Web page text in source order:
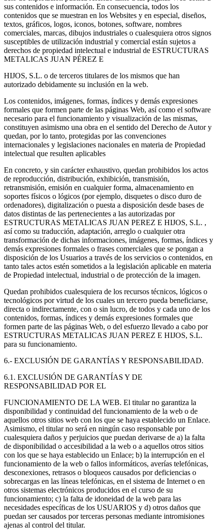
sus contenidos e información. En consecuencia, todos los
contenidos que se muestran en los Websites y en especial, diseños,
textos, gráficos, logos, iconos, botones, software, nombres
comerciales, marcas, dibujos industriales o cualesquiera otros signos
susceptibles de utilización industrial y comercial están sujetos a
derechos de propiedad intelectual e industrial de ESTRUCTURAS
METALICAS JUAN PÉREZ E
HIJOS, S.L. o de terceros titulares de los mismos que han
autorizado debidamente su inclusión en la web.
Los contenidos, imágenes, formas, índices y demás expresiones
formales que formen parte de las páginas Web, así como el software
necesario para el funcionamiento y visualización de las mismas,
constituyen asimismo una obra en el sentido del Derecho de Autor y
quedan, por lo tanto, protegidas por las convenciones
internacionales y legislaciones nacionales en materia de Propiedad
intelectual que resulten aplicables
En concreto, y sin carácter exhaustivo, quedan prohibidos los actos
de reproducción, distribución, exhibición, transmisión,
retransmisión, emisión en cualquier forma, almacenamiento en
soportes físicos o lógicos (por ejemplo, disquetes o disco duro de
ordenadores), digitalización o puesta a disposición desde bases de
datos distintas de las pertenecientes a las autorizadas por
ESTRUCTURAS METALICAS JUAN PEREZ E HIJOS, S.L. ,
así como su traducción, adaptación, arreglo o cualquier otra
transformación de dichas informaciones, imágenes, formas, índices y
demás expresiones formales o frases comerciales que se pongan a
disposición de los Usuarios a través de los servicios o contenidos, en
tanto tales actos estén sometidos a la legislación aplicable en materia
de Propiedad intelectual, industrial o de protección de la imagen.
Quedan prohibidos cualesquiera de los recursos técnicos, lógicos o
tecnológicos por virtud de los cuales un tercero pueda beneficiarse,
directa o indirectamente, con o sin lucro, de todos y cada uno de los
contenidos, formas, índices y demás expresiones formales que
formen parte de las páginas Web, o del esfuerzo llevado a cabo por
ESTRUCTURAS METALICAS JUAN PEREZ E HIJOS, S.L.
para su funcionamiento.
6.- EXCLUSIÓN DE GARANTÍAS Y RESPONSABILIDAD.
6.1. EXCLUSIÓN DE GARANTÍAS Y DE
RESPONSABILIDAD POR EL
FUNCIONAMIENTO DE LA WEB. El titular no garantiza la
disponibilidad y continuidad del funcionamiento de la web o de
aquellos otros sitios web con los que se haya establecido un Enlace.
Asimismo, el titular no será en ningún caso responsable por
cualesquiera daños y perjuicios que puedan derivarse de a) la falta
de disponibilidad o accesibilidad a la web o a aquellos otros sitios
con los que se haya establecido un Enlace; b) la interrupción en el
funcionamiento de la web o fallos informáticos, averías telefónicas,
desconexiones, retrasos o bloqueos causados por deficiencias o
sobrecargas en las líneas telefónicas, en el sistema de Internet o en
otros sistemas electrónicos producidos en el curso de su
funcionamiento; c) la falta de idoneidad de la web para las
necesidades específicas de los USUARIOS y d) otros daños que
puedan ser causados por terceras personas mediante intromisiones
ajenas al control del titular.